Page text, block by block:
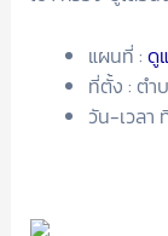
แผนที่ : ดู
ที่ตั้ง : ตำ
วัน-เวลา